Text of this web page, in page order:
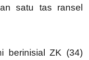
satu tas ransel
berinisial ZK (34)